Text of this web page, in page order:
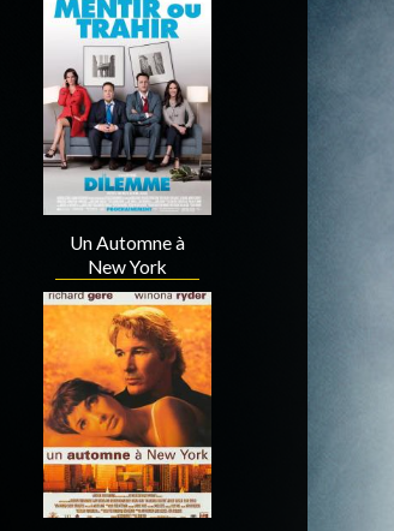
Acteur
Un Automne à
New York